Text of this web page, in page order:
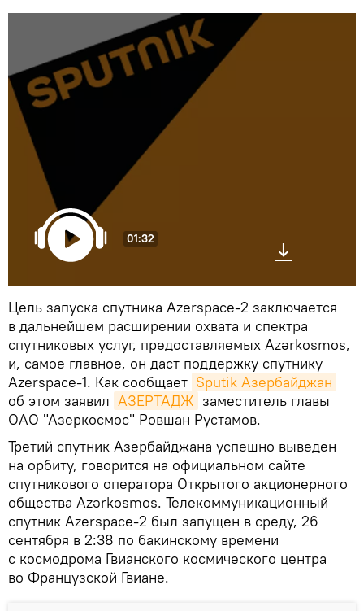
01:32
Цель запуска спутника Azerspace-2 заключается
в дальнейшем расширении охвата и спектра
спутниковых услуг, предоставляемых Azərkosmos,
и, самое главное, он даст поддержку спутнику
Azerspace-1. Как сообщает Sputik Азербайджан
об этом заявил АЗЕРТАДЖ заместитель главы
ОАО "Азеркосмос" Ровшан Рустамов.
Третий спутник Азербайджана успешно выведен
на орбиту, говорится на официальном сайте
спутникового оператора Открытого акционерного
общества Azərkosmos. Телекоммуникационный
спутник Azerspace-2 был запущен в среду, 26
сентября в 2:38 по бакинскому времени
с космодрома Гвианского космического центра
во Французской Гвиане.